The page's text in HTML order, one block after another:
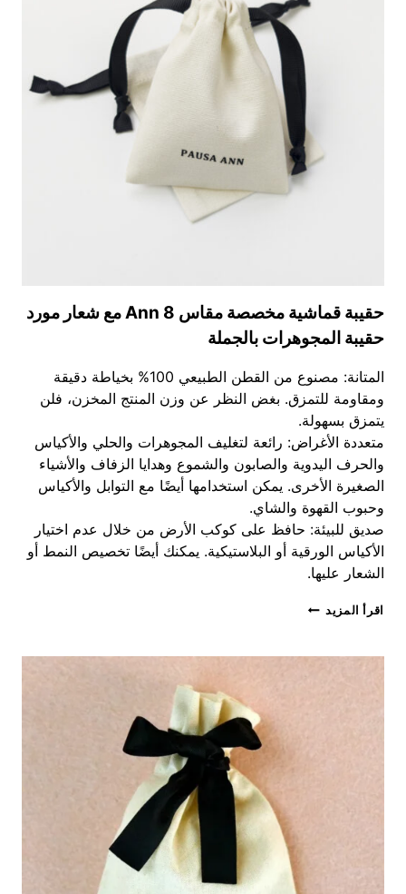
الساتان
للتخصيص
حقيبة قماشية مخصصة مقاس 8 Ann مع شعار مورد
حقيبة المجوهرات بالجملة
المتانة: مصنوع من القطن الطبيعي 100% بخياطة دقيقة
ومقاومة للتمزق. بغض النظر عن وزن المنتج المخزن، فلن
يتمزق بسهولة.
متعددة الأغراض: رائعة لتغليف المجوهرات والحلي والأكياس
والحرف اليدوية والصابون والشموع وهدايا الزفاف والأشياء
الصغيرة الأخرى. يمكن استخدامها أيضًا مع التوابل والأكياس
وحبوب القهوة والشاي.
صديق للبيئة: حافظ على كوكب الأرض من خلال عدم اختيار
الأكياس الورقية أو البلاستيكية. يمكنك أيضًا تخصيص النمط أو
الشعار عليها.
اقرأ المزيد حقيبة
مقاس
حقيبة